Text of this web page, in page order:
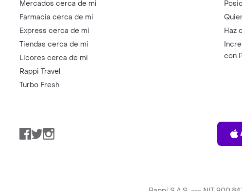
Mercados cerca de mi
Farmacia cerca de mi
Express cerca de mi
Tiendas cerca de mi
Licores cerca de mi
Rappi Travel
Turbo Fresh
Haz
con
Facebook
TwitterInstagram